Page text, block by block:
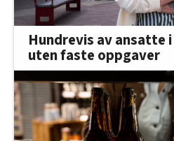
Hundrevis av ansatte
uten faste oppgaver